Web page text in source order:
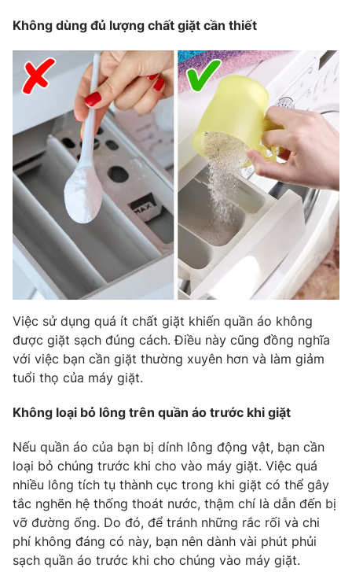
Không dùng đủ lượng chất giặt cần thiết
Việc sử dụng quá ít chất giặt khiến quần áo không
được giặt sạch đúng cách. Điều này cũng đồng nghĩa
với việc bạn cần giặt thường xuyên hơn và làm giảm
tuổi thọ của máy giặt.
Không loại bỏ lông trên quần áo trước khi giặt
Nếu quần áo của bạn bị dính lông động vật, bạn cần
loại bỏ chúng trước khi cho vào máy giặt. Việc quá
nhiều lông tích tụ thành cục trong khi giặt có thể gây
tắc nghẽn hệ thống thoát nước, thậm chí là dẫn đến bị
vỡ đường ống. Do đó, để tránh những rắc rối và chi
phí không đáng có này, bạn nên dành vài phút phủi
sạch quần áo trước khi cho chúng vào máy giặt.